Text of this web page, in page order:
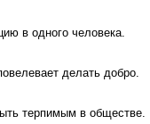
в одного человека.
делать добро.
терпимым в обществе.